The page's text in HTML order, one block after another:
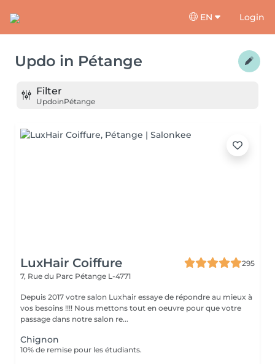
EN Login
Updo in Pétange
Filter
UpdoinPétange
LuxHair Coiffure
295
7, Rue du Parc Pétange L-4771
Depuis 2017 votre salon Luxhair essaye de répondre au mieux à
vos besoins !!!! Nous mettons tout en oeuvre pour que votre
passage dans notre salon re...
Chignon
10% de remise pour les étudiants.